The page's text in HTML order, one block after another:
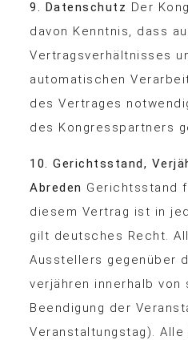
9. Datenschutz Der
davon Kenntnis, dass
Vertragsverhältnisses
automatischen
des Vertrages
des Kongresspartners
10. Gerichtsstand,
Abreden Gerichtsstand
diesem Vertrag ist in
gilt deutsches Recht.
Ausstellers gegenüber
verjähren innerhalb von
Beendigung der
Veranstaltungstag). Alle